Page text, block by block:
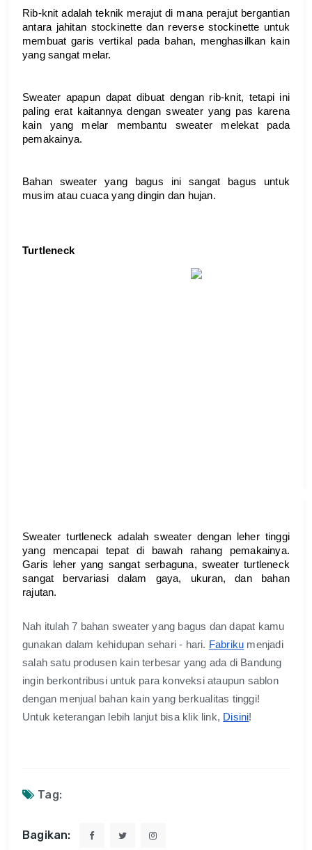
Rib-knit adalah teknik merajut di mana perajut bergantian
antara jahitan stockinette dan reverse stockinette untuk
membuat garis vertikal pada bahan, menghasilkan kain
yang sangat melar.
Sweater apapun dapat dibuat dengan rib-knit, tetapi ini
paling erat kaitannya dengan sweater yang pas karena
kain yang melar membantu sweater melekat pada
pemakainya.
Bahan sweater yang bagus ini sangat bagus untuk
musim atau cuaca yang dingin dan hujan.
Turtleneck
Sweater turtleneck adalah sweater dengan leher tinggi
yang mencapai tepat di bawah rahang pemakainya.
Garis leher yang sangat serbaguna, sweater turtleneck
sangat bervariasi dalam gaya, ukuran, dan bahan
rajutan.
Nah itulah 7 bahan sweater yang bagus dan dapat kamu
gunakan dalam kehidupan sehari - hari. Fabriku menjadi
salah satu produsen kain terbesar yang ada di Bandung
ingin berkontribusi untuk para konveksi ataupun sablon
dengan menjual bahan kain yang berkualitas tinggi!
Untuk keterangan lebih lanjut bisa klik link, Disini!
Tag:
Bagikan: